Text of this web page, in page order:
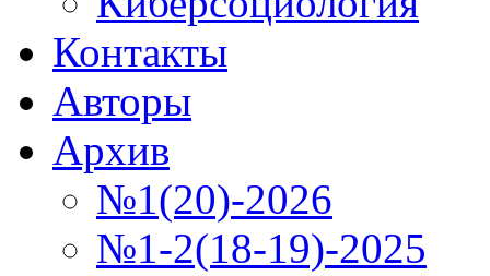
Контакты
Авторы
Архив
№1(20)-2026
№1-2(18-19)-2025